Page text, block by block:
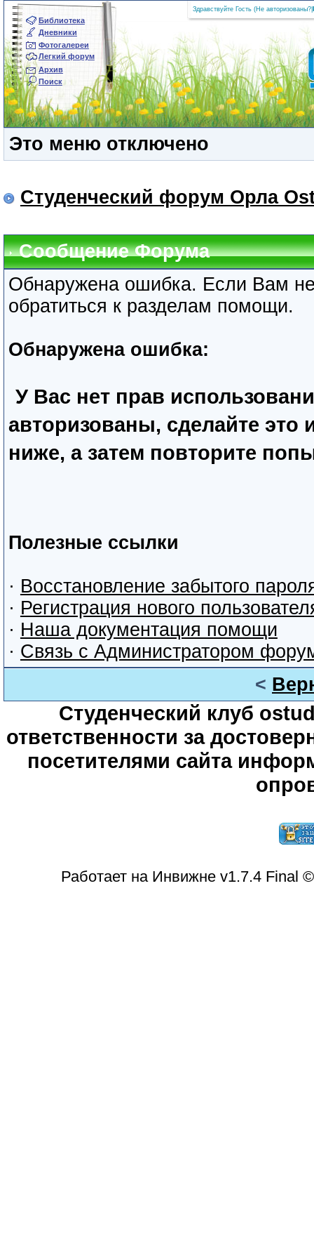
Библиотека
Дневники
Фотогалереи
Легкий форум
Архив
Поиск
Здравствуйте Гость (Не авторизованы?
Это меню отключено
Студенческий форум Орла
Сообщение Форума
Обнаружена ошибка. Если Вам
обратиться к разделам помощи.
Обнаружена ошибка:
У Вас нет прав
авторизованы, сделайте это
ниже, а затем повторите
Полезные ссылки
· Восстановление забытого
· Регистрация нового
· Наша документация помощи
· Связь с Администратором
<
Студенческий клуб
ответственности за
посетителями сайта
Работает на Инвижне v1.7.4 Final